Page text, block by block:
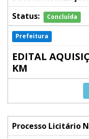
Status:
Concluída
Prefeitura
EDITAL
KM
Processo Licitário